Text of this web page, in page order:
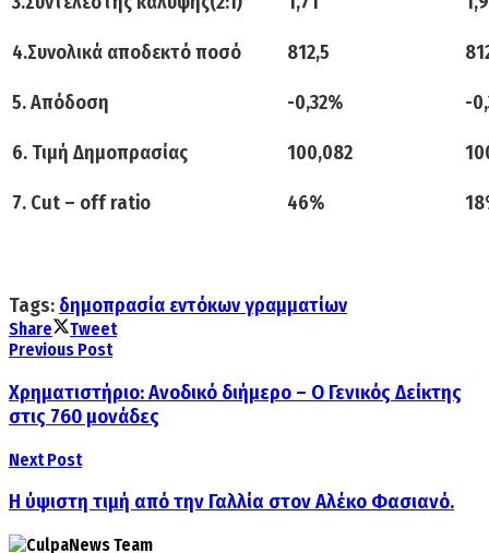
4.Συνολικά αποδεκτό ποσό 812,5
5. Απόδοση -0,32% -
6. Τιμή Δημοπρασίας 100,082
7. Cut – off ratio 46%
Tags: δημοπρασία εντόκων γραμματίων
Share
Tweet
Previous Post
Χρηματιστήριο: Ανοδικό διήμερο – Ο Γενικός Δείκτης
στις 760 μονάδες
Next Post
Η ύψιστη τιμή από την Γαλλία στον Αλέκο Φασιανό.